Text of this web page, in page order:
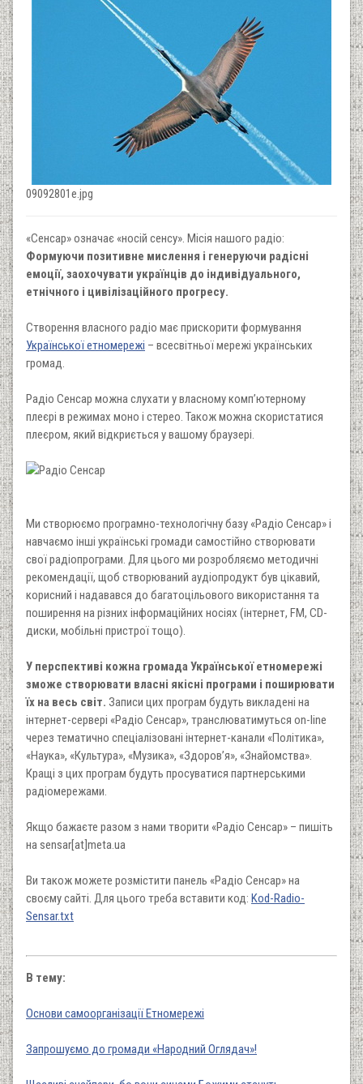
09092801e.jpg
«Сенсар» означає «носій сенсу». Місія нашого радіо:
Формуючи позитивне мислення і генеруючи радісні
емоції, заохочувати українців до індивідуального,
етнічного і цивілізаційного прогресу.
Створення власного радіо має прискорити формування
Української етномережі – всесвітньої мережі українських
громад.
Радіо Сенсар можна слухати у власному комп’ютерному
плеєрі в режимах моно і стерео. Також можна скористатися
плеєром, який відкриється у вашому браузері.
Ми створюємо програмно-технологічну базу «Радіо Сенсар» і
навчаємо інші українські громади самостійно створювати
свої радіопрограми. Для цього ми розробляємо методичні
рекомендації, щоб створюваний аудіопродукт був цікавий,
корисний і надавався до багатоцільового використання та
поширення на різних інформаційних носіях (інтернет, FM, CD-
диски, мобільні пристрої тощо).
У перспективі кожна громада Української етномережі
зможе створювати власні якісні програми і поширювати
їх на весь світ. Записи цих програм будуть викладені на
інтернет-сервері «Радіо Сенсар», транслюватимуться on-line
через тематично спеціалізовані інтернет-канали «Політика»,
«Наука», «Культура», «Музика», «Здоров’я», «Знайомства».
Кращі з цих програм будуть просуватися партнерськими
радіомережами.
Якщо бажаєте разом з нами творити «Радіо Сенсар» – пишіть
на sensar[at]meta.ua
Ви також можете розмістити панель «Радіо Сенсар» на
своєму сайті. Для цього треба вставити код: Kod-Radio-
Sensar.txt
В тему:
Основи самоорганізації Етномережі
Запрошуємо до громади «Народний Оглядач»!